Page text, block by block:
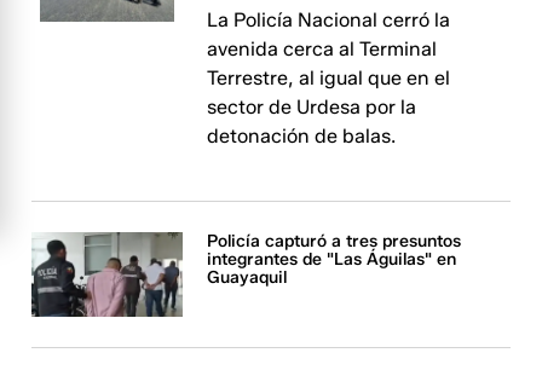
La Policía Nacional cerró la
avenida cerca al Terminal
Terrestre, al igual que en el
sector de Urdesa por la
detonación de balas.
Policía capturó a tres presuntos
integrantes de "Las Águilas" en
Guayaquil